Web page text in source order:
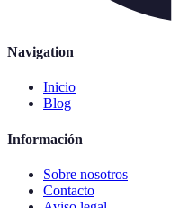
Navigation
Inicio
Blog
Información
Sobre nosotros
Contacto